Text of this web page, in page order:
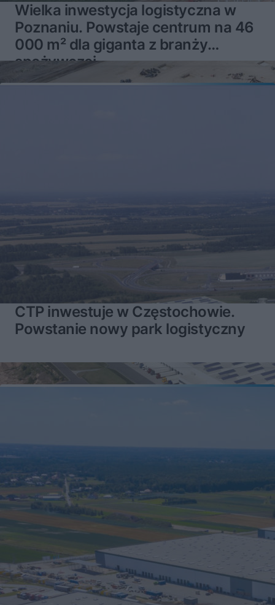
Wielka inwestycja logistyczna w
Poznaniu. Powstaje centrum na 46
000 m² dla giganta z branży
spożywczej
CTP inwestuje w Częstochowie.
Powstanie nowy park logistyczny